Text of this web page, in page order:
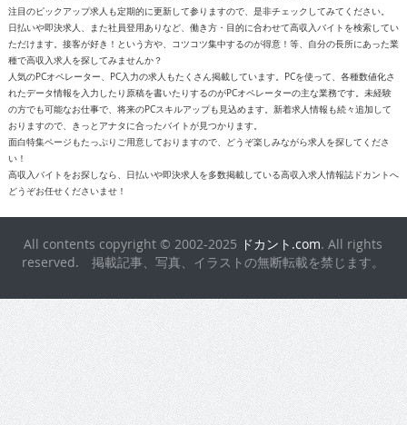
日払いや即決求人、また社員登用ありなど、働き方・目的に合わせて高収入バイトを検索してい
ただけます。接客が好き！という方や、コツコツ集中するのが得意！等、自分の長所にあった業
種で高収入求人を探してみませんか？
人気のPCオペレーター、PC入力の求人もたくさん掲載しています。PCを使って、各種数値化さ
れたデータ情報を入力したり原稿を書いたりするのがPCオペレーターの主な業務です。未経験
の方でも可能なお仕事で、将来のPCスキルアップも見込めます。新着求人情報も続々追加して
おりますので、きっとアナタに合ったバイトが見つかります。
面白特集ページもたっぷりご用意しておりますので、どうぞ楽しみながら求人を探してくださ
い！
どうぞお任せくださいませ！
All contents copyright © 2002-2025ドカント.com. All rights
reserved. 掲載記事、写真、イラストの無断転載を禁じます。